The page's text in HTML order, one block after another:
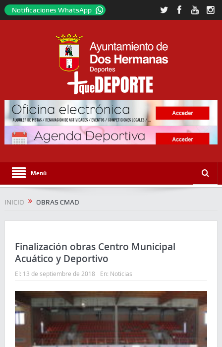
Notificaciones WhatsApp
Menú
INICIO OBRAS CMAD
Finalización obras Centro Municipal
Acuático y Deportivo
El: 13 de septiembre de 2018 En: Noticias